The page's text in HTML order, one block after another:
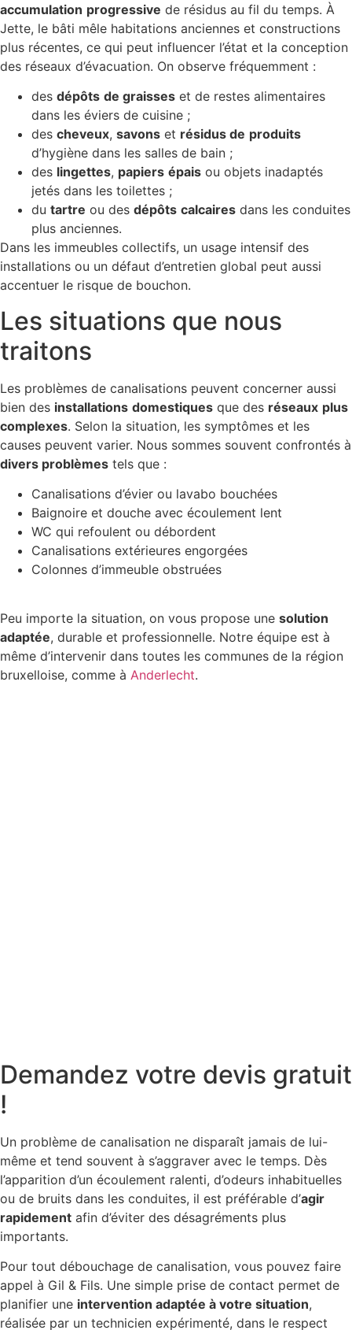
accumulation progressive de résidus au fil du temps. À
Jette, le bâti mêle habitations anciennes et constructions
plus récentes, ce qui peut influencer l’état et la conception
des réseaux d’évacuation. On observe fréquemment :
des dépôts de graisses et de restes alimentaires
dans les éviers de cuisine ;
des cheveux, savons et résidus de produits
d’hygiène dans les salles de bain ;
des lingettes, papiers épais ou objets inadaptés
jetés dans les toilettes ;
du tartre ou des dépôts calcaires dans les conduites
plus anciennes.
Dans les immeubles collectifs, un usage intensif des
installations ou un défaut d’entretien global peut aussi
accentuer le risque de bouchon.
Les situations que nous
traitons
Les problèmes de canalisations peuvent concerner aussi
bien des installations domestiques que des réseaux plus
complexes. Selon la situation, les symptômes et les
causes peuvent varier. Nous sommes souvent confrontés à
divers problèmes tels que :
Canalisations d’évier ou lavabo bouchées
Baignoire et douche avec écoulement lent
WC qui refoulent ou débordent
Canalisations extérieures engorgées
Colonnes d’immeuble obstruées
Peu importe la situation, on vous propose une solution
adaptée, durable et professionnelle. Notre équipe est à
même d’intervenir dans toutes les communes de la région
bruxelloise, comme à Anderlecht.
Demandez votre devis gratuit
!
Un problème de canalisation ne disparaît jamais de lui-
même et tend souvent à s’aggraver avec le temps. Dès
l’apparition d’un écoulement ralenti, d’odeurs inhabituelles
ou de bruits dans les conduites, il est préférable d’agir
rapidement afin d’éviter des désagréments plus
importants.
Pour tout débouchage de canalisation, vous pouvez faire
appel à Gil & Fils. Une simple prise de contact permet de
planifier une intervention adaptée à votre situation,
réalisée par un technicien expérimenté, dans le respect